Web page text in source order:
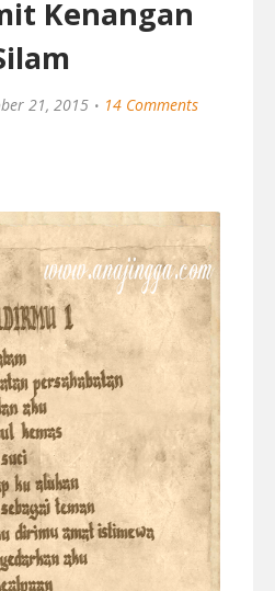
Kenangan
21, 2015 14 Comments